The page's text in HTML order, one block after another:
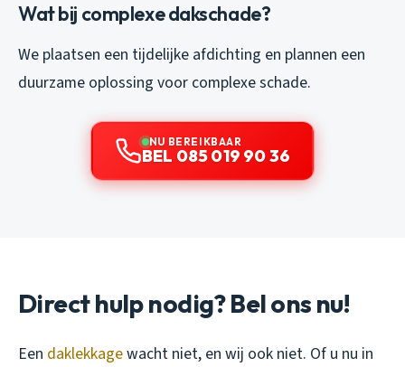
Wat bij complexe dakschade?
We plaatsen een tijdelijke afdichting en plannen een
duurzame oplossing voor complexe schade.
NU BEREIKBAAR
BEL 085 019 90 36
Direct hulp nodig? Bel ons nu!
Een daklekkagewacht niet, en wij ook niet. Of u nu in